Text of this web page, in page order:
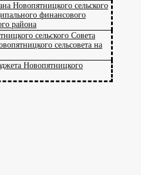
Новопятницкого сельского
финансового
района
сельского Совета
сельсовета на
Новопятницкого